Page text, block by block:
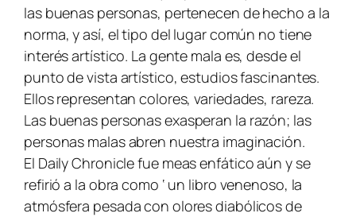
las buenas personas, pertenecen de hecho a la
norma, y así, el tipo del lugar común no tiene
interés artístico. La gente mala es, desde el
punto de vista artístico, estudios fascinantes.
Ellos representan colores, variedades, rareza.
Las buenas personas exasperan la razón; las
personas malas abren nuestra imaginación.
El Daily Chroniclefue meas enfático aún y se
refirió a la obra como ‘ un libro venenoso, la
atmósfera pesada con olores diabólicos de